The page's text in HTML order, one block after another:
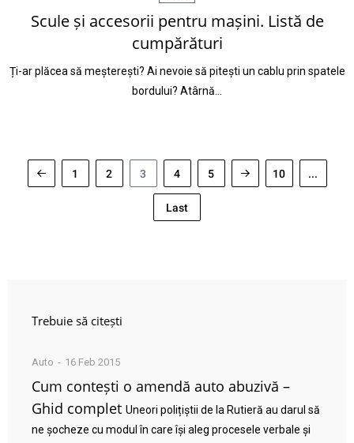
Scule și accesorii pentru mașini. Listă de
cumpărături
Ți-ar plăcea să meșterești? Ai nevoie să pitești un cablu prin spatele
bordului? Atârnă…
1 2 3 4 5 10 ...
Last
Trebuie să citești
Auto 16 Feb 2015
Cum contești o amendă auto abuzivă –
Ghid complet Uneori polițiștii de la Rutieră au darul să
ne șocheze cu modul în care își aleg procesele verbale și